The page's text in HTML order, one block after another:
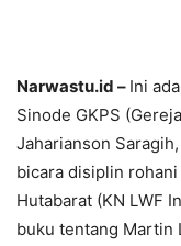
Narwastu.id – Ini
Sinode GKPS
Jaharianson
bicara disiplin rohani
Hutabarat (KN LWF
buku tentang Martin